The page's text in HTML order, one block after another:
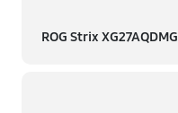
ROG Strix XG27AQDMG